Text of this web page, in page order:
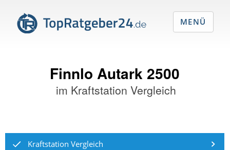
Finnlo Autark 2500
im Kraftstation Vergleich
Kraftstation Vergleich
MENÜ